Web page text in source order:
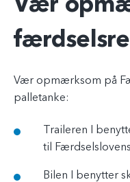
Vær
Vær opmærksom på
palletanke:
Traileren I
til
Bilen I benytter